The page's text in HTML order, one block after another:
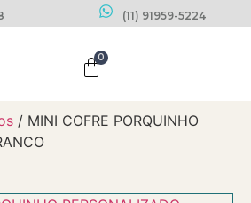
(11) 91959-5224
0
/ MINI COFRE PORQUINHO